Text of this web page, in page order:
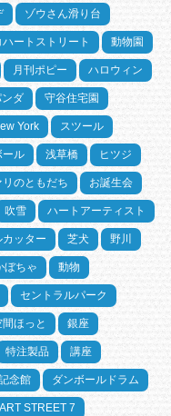
ゾウさん滑り台
ハートストリート 動物園
月刊ポピー ハロウィン
ダ 守谷住宅園
York スツール
ール 浅草橋 ヒツジ
のともだち お誕生会
吹雪 ハートアーティスト
ッター 芝犬 野川
ぼちゃ 動物
セントラルパーク
ほっと 銀座
特注製品 講座
念館 ダンボールドラム
STREET 7